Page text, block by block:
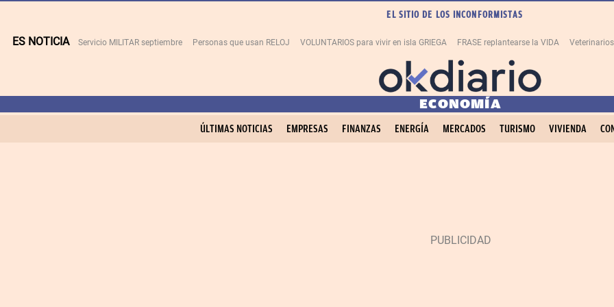
EL SITIO DE LOS INCONFORMISTAS
ES NOTICIA Servicio MILITAR septiembre Personas que usan RELOJ VOLUNTARIOS para vivir en isla GRIEGA FRASE replantearse la VIDA Veterinarios
ECONOMÍA
ÚLTIMAS NOTICIAS EMPRESAS FINANZAS ENERGÍA MERCADOS TURISMO VIVIENDA